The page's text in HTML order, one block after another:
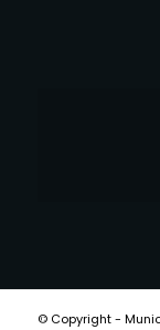
© Copyright -